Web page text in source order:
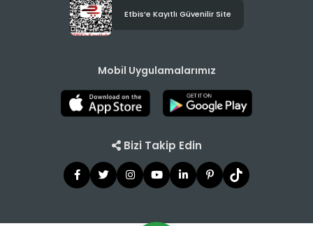
Etbis’e Kayıtlı Güvenilir Site
Mobil Uygulamalarımız
Bizi Takip Edin